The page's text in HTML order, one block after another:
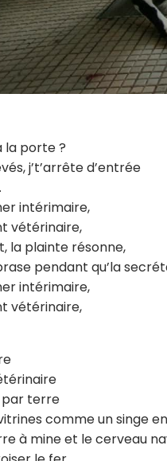
la porte ?
j’t’arrête d’entrée
intérimaire,
vétérinaire,
la plainte résonne,
pendant qu’la
intérimaire,
vétérinaire,
par terre
comme un singe
à mine et le cerveau